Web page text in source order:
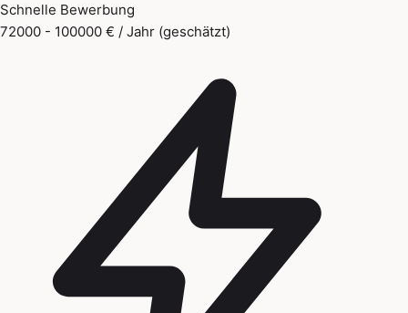
Schnelle Bewerbung
72000 - 100000 € / Jahr (geschätzt)